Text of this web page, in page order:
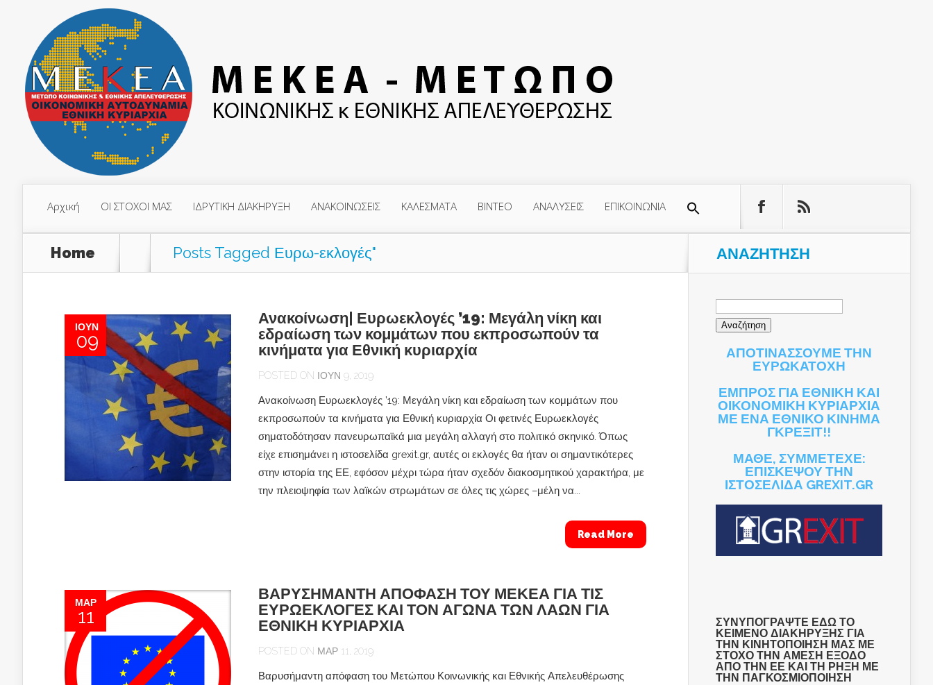
Αρχική ΟΙ ΣΤΟΧΟΙ ΜΑΣ ΙΔΡΥΤΙΚΗ ΔΙΑΚΗΡΥΞΗ ΑΝΑΚΟΙΝΩΣΕΙΣ ΚΑΛΕΣΜΑΤΑ ΒΙΝΤΕΟ ΑΝΑΛΥΣΕΙΣ ΕΠΙΚΟΙΝΩΝΙΑ
Home Posts Tagged Ευρω-εκλογές"
ΙΟΎΝ
09
Ανακοίνωση| Ευρωεκλογές ’19: Μεγάλη νίκη και
εδραίωση των κομμάτων που εκπροσωπούν τα
κινήματα για Εθνική κυριαρχία
POSTED ON ΙΟΎΝ 9, 2019
Ανακοίνωση Ευρωεκλογές ’19: Μεγάλη νίκη και εδραίωση των κομμάτων που
εκπροσωπούν τα κινήματα για Εθνική κυριαρχία Οι φετινές Ευρωεκλογές
σηματοδότησαν πανευρωπαϊκά μια μεγάλη αλλαγή στο πολιτικό σκηνικό. Όπως
είχε επισημάνει η ιστοσελίδα grexit.gr, αυτές οι εκλογές θα ήταν οι σημαντικότερες
στην ιστορία της ΕΕ, εφόσον μέχρι τώρα ήταν σχεδόν διακοσμητικού χαρακτήρα, με
την πλειοψηφία των λαϊκών στρωμάτων σε όλες τις χώρες –μέλη να...
Read More
ΜΑΡ
11
ΒΑΡΥΣΗΜΑΝΤΗ ΑΠΟΦΑΣΗ ΤΟΥ ΜΕΚΕΑ ΓΙΑ ΤΙΣ
ΕΥΡΩΕΚΛΟΓΕΣ ΚΑΙ ΤΟΝ ΑΓΩΝΑ ΤΩΝ ΛΑΩΝ ΓΙΑ
ΕΘΝΙΚΗ ΚΥΡΙΑΡΧΙΑ
POSTED ON ΜΑΡ 11, 2019
Βαρυσήμαντη απόφαση του Μετώπου Κοινωνικής και Εθνικής Απελευθέρωσης
ΑΝΑΖΉΤΗΣΗ
Αναζήτηση
ΑΠΟΤΙΝΑΣΣΟΥΜΕ ΤΗΝ
ΕΥΡΩΚΑΤΟΧΗ
ΕΜΠΡΟΣ ΓΙΑ ΕΘΝΙΚΗ ΚΑΙ
ΟΙΚΟΝΟΜΙΚΗ ΚΥΡΙΑΡΧΙΑ
ΜΕ ΕΝΑ ΕΘΝΙΚΟ ΚΙΝΗΜΑ
ΓΚΡΕΞΙΤ!!
ΜΑΘΕ, ΣΥΜΜΕΤΕΧΕ:
ΕΠΙΣΚΕΨΟΥ ΤΗΝ
ΙΣΤΟΣΕΛΙΔΑ GREXIT.GR
ΣΥΝΥΠΟΓΡΑΨΤΕ ΕΔΩ ΤΟ
ΚΕΙΜΕΝΟ ΔΙΑΚΗΡΥΞΗΣ ΓΙΑ
ΤΗΝ ΚΙΝΗΤΟΠΟΙΗΣΗ ΜΑΣ ΜΕ
ΣΤΟΧΟ ΤΗΝ ΑΜΕΣΗ ΕΞΟΔΟ
ΑΠΟ ΤΗΝ ΕΕ ΚΑΙ ΤΗ ΡΗΞΗ ΜΕ
ΤΗΝ ΠΑΓΚΟΣΜΙΟΠΟΙΗΣΗ